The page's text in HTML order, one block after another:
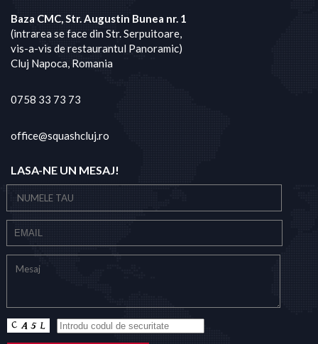
Baza CMC, Str. Augustin Bunea nr. 1
(intrarea se face din Str. Serpuitoare,
vis-a-vis de restaurantul Panoramic)
Cluj Napoca, Romania
0758 33 73 73
office@squashcluj.ro
LASA-NE UN MESAJ!